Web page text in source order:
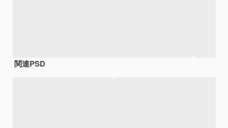
関連PSD